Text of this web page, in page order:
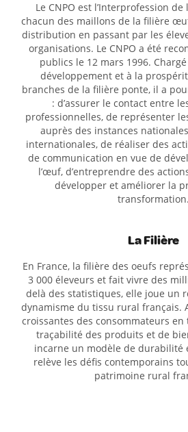
Le CNPO est l’Interprofession
chacun des maillons de la filière
distribution en passant par les
organisations. Le CNPO a été
publics le 12 mars 1996.
développement et à la
branches de la filière ponte, il a
: d’assurer le contact entre
professionnelles, de représenter
auprès des instances
internationales, de réaliser des
de communication en vue de
l’œuf, d’entreprendre des
développer et améliorer la
transformation.
La Filière
En France, la filière des oeufs
3 000 éleveurs et fait vivre des
delà des statistiques, elle joue un
dynamisme du tissu rural français.
croissantes des consommateurs
traçabilité des produits et de
incarne un modèle de durabilité
relève les défis contemporains
patrimoine rural